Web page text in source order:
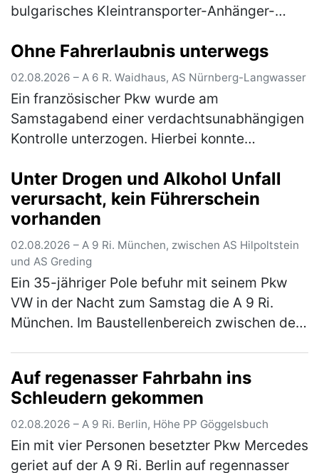
bulgarisches Kleintransporter-Anhänger-
war. Bei einer anschließenden Ü…(mehr)
Ohne Fahrerlaubnis unterwegs
02.08.2026 – A 6 R. Waidhaus, AS Nürnberg-Langwasser
Ein französischer Pkw wurde am
Samstagabend einer verdachtsunabhängigen
Kontrolle unterzogen. Hierbei konnte
tschechische Führerschein des 54-jährigen
Fahrers…(mehr)
Unter Drogen und Alkohol Unfall
verursacht, kein Führerschein
vorhanden
02.08.2026 – A 9 Ri. München, zwischen AS Hilpoltstein
und AS Greding
Ein 35-jähriger Pole befuhr mit seinem Pkw
VW in der Nacht zum Samstag die A 9 Ri.
München. Im Baustellenbereich zwischen der
Auf regenasser Fahrbahn ins
Schleudern gekommen
02.08.2026 – A 9 Ri. Berlin, Höhe PP Göggelsbuch
Ein mit vier Personen besetzter Pkw Mercedes
geriet auf der A 9 Ri. Berlin auf regennasser